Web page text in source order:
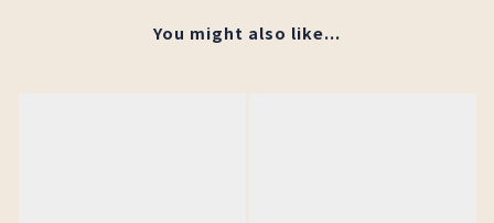
You might also like...